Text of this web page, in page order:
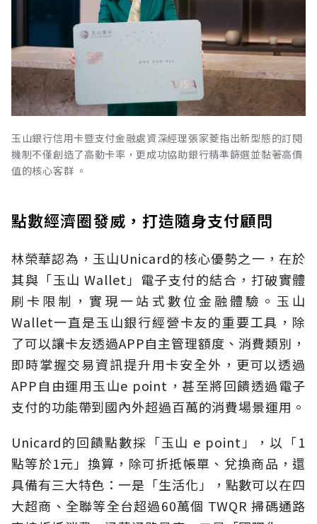
玉山銀行信用卡暨支付金融處資深經理張家菱指出新型態的訂閱
機制不僅創造了高動卡率，更成功協助銀行精準篩選並黏著高價
值的核心客群 。
點數經濟圈發威，打造隨身支付顧問
林榮華認為，玉山Unicard的核心優勢之一，在於
其與「玉山 Wallet」電子支付的結合，打破實體
刷卡限制，實現一站式數位金融體驗。玉山
Wallet一直是玉山銀行經營卡友的重要工具，除
了可以讓卡友透過APP自主管理額度、消費類別，
即時掌握交易資訊提升用卡安全外，更可以透過
APP自由運用玉山e point，甚至將回饋透過電子
支付的功能帶到國內外超過百萬的消費場景運用。
Unicard的回饋點數採「玉山 e point」，以「1
點等於1元」換算，除可折抵帳單、兌換商品，還
具備有三大特色：一是「生活化」，點數可以在四
大超商、全聯等全台超過60萬個 TWQR 掃碼通路